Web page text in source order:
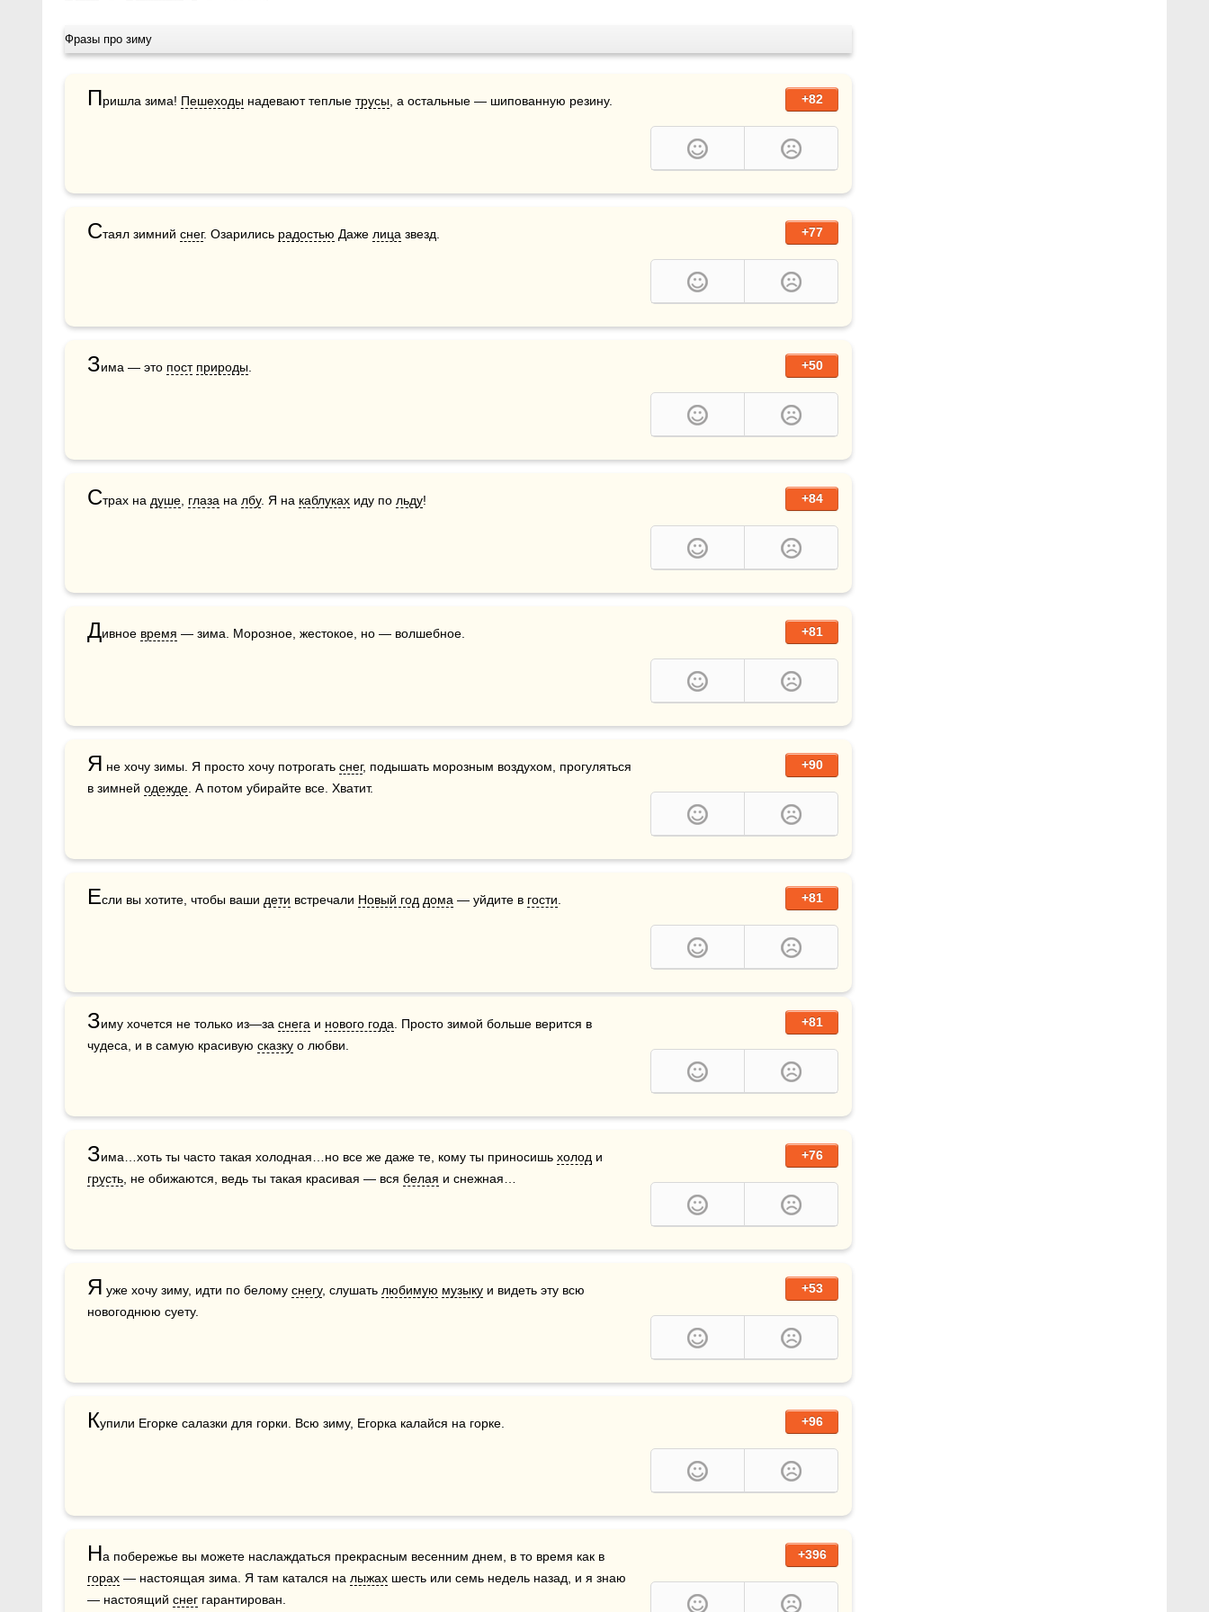
Фразы про зиму
+82
Пришла зима! Пешеходы надевают теплые трусы , а остальные — шипованную резину.
+77
Стаял зимний снег. Озарились радостью Даже лица звезд.
+50
Зима — это пост природы
+84
Страх на душе глаза на лбу. Я на каблуках иду по льду!
+81
Дивное время — зима. Морозное, жестокое, но — волшебное.
+90
Я не хочу зимы. Я просто хочу потрогать снег, подышать морозным воздухом, прогуляться
в зимней одежде . А потом убирайте все. Хватит.
+81
Если вы хотите, чтобы ваши дети встречали Новый год дома — уйдите в гости
+81
Зиму хочется не только из—за снега и нового года . Просто зимой больше верится в
чудеса, и в самую красивую сказку о любви.
+76
Зима…хоть ты часто такая холодная…но все же даже те, кому ты приносишь холод
грусть , не обижаются, ведь ты такая красивая — вся белая и снежная…
+53
Я уже хочу зиму, идти по белому снегу, слушать любимую музыку и видеть эту всю
новогоднюю суету.
+96
Купили Егорке салазки для горки. Всю зиму, Егорка калайся на горке.
+396
Н
горах — настоящая зима. Я там катался на лыжах шесть или семь недель назад, и я знаю
— настоящий снег гарантирован.